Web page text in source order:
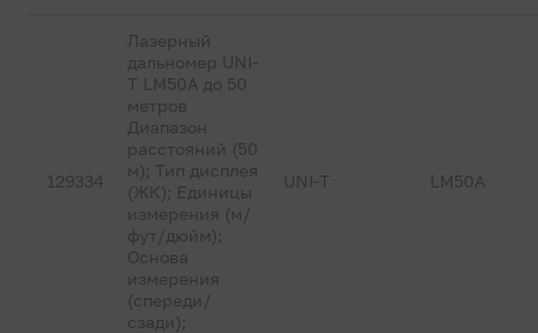
129334
Лазерный
дальномер UNI-
T LM50A до 50
метров
Диапазон
расстояний (50
м); Тип дисплея
(ЖК); Единицы
измерения (м/
фут/дюйм);
Основа
измерения
(спереди/
сзади);
UNI-T LM50A